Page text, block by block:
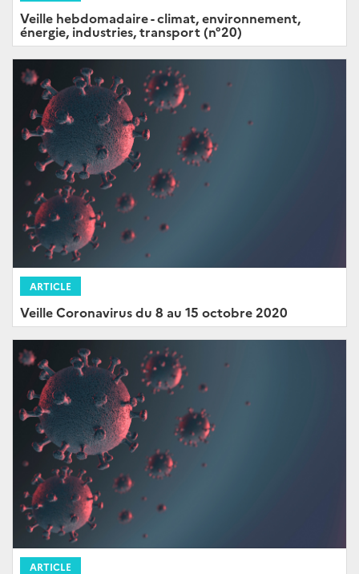
Veille hebdomadaire - climat, environnement,
énergie, industries, transport (n°20)
ARTICLE
Veille Coronavirus du 8 au 15 octobre 2020
ARTICLE